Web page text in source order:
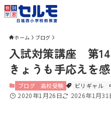
ホーム ブログ
入試対策講座 第
きょうも手応えを
ブログ 高校受験 ビリギャル
2020年1月26日 2026年1月31